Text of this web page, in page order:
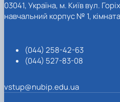
03041, Україна, м. Київ вул.
навчальний корпус № 1,
(044) 258-42-63
(044) 527-83-08
vstup@nubip.edu.ua